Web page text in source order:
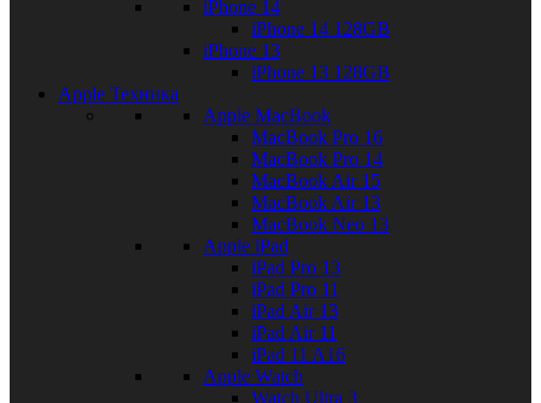
iPhone 14
iPhone 14 128GB
iPhone 13
iPhone 13 128GB
Apple Техника
Apple MacBook
MacBook Pro 16
MacBook Pro 14
MacBook Air 15
MacBook Air 13
MacBook Neo 13
Apple iPad
iPad Pro 13
iPad Pro 11
iPad Air 13
iPad Air 11
iPad 11 A16
Apple Watch
Watch Ultra 3